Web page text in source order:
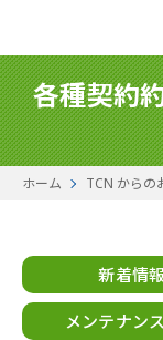
各種契約
ホーム TCN からの
新着情報
メンテナン